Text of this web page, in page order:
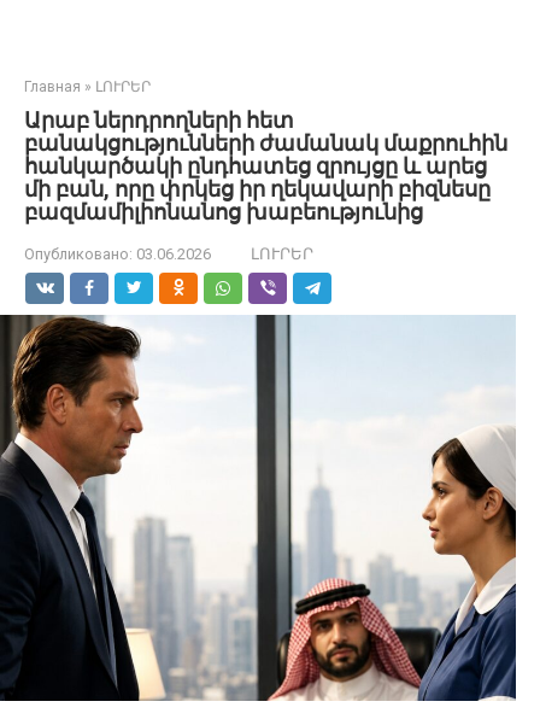
Главная » ԼՈՒՐԵՐ
Արաբ ներդրողների հետ
բանակցությունների ժամանակ մաքրուհին
հանկարծակի ընդհատեց զրույցը և արեց
մի բան, որը փրկեց իր ղեկավարի բիզնեսը
բազմամիլիոնանոց խաբեությունից
Опубликовано: 03.06.2026 ԼՈՒՐԵՐ